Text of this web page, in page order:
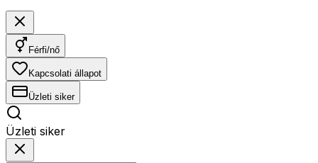
Férfi/nő
Kapcsolati állapot
Üzleti siker
Üzleti siker